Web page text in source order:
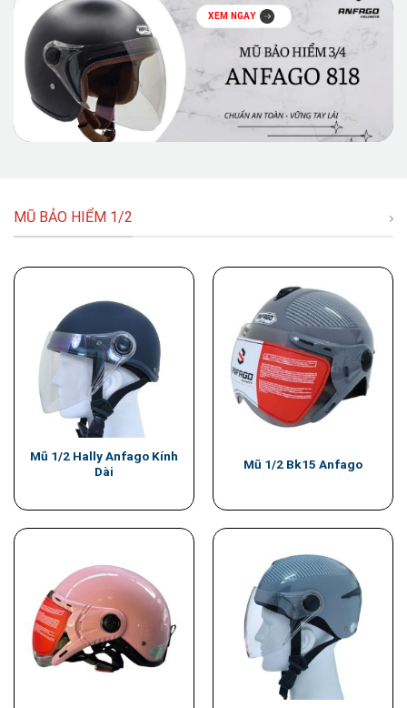
XEM NGAY
MŨ BẢO HIỂM 1/2
Mũ 1/2 Hally Anfago Kính
Dài
Mũ 1/2 Bk15 Anfago